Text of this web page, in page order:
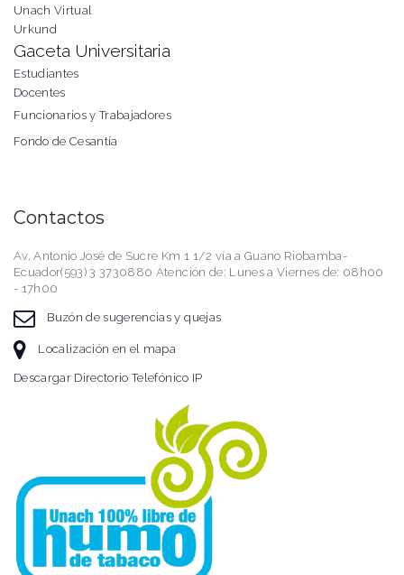
Unach Virtual
Urkund
Gaceta Universitaria
Estudiantes
Docentes
Funcionarios y Trabajadores
Fondo de Cesantía
Contactos
Av. Antonio José de Sucre Km 1 1/2 vía a Guano Riobamba-
Ecuador(593) 3 3730880 Atención de: Lunes a Viernes de: 08h00
- 17h00
Buzón de sugerencias y quejas
Localización en el mapa
Descargar Directorio Telefónico IP